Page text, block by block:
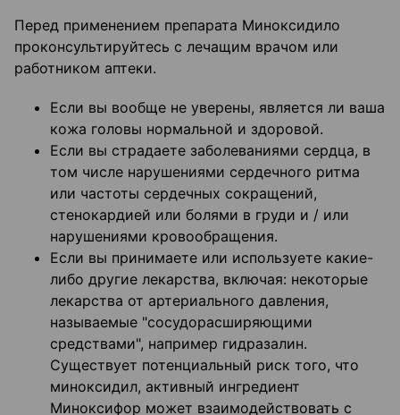
Перед применением препарата Миноксидило
проконсультируйтесь с лечащим врачом или
работником аптеки.
Если вы вообще не уверены, является ли ваша
кожа головы нормальной и здоровой.
Если вы страдаете заболеваниями сердца, в
том числе нарушениями сердечного ритма
или частоты сердечных сокращений,
стенокардией или болями в груди и / или
нарушениями кровообращения.
Если вы принимаете или используете какие-
либо другие лекарства, включая: некоторые
лекарства от артериального давления,
называемые "сосудорасширяющими
средствами", например гидразалин.
Существует потенциальный риск того, что
миноксидил, активный ингредиент
Миноксифор может взаимодействовать с